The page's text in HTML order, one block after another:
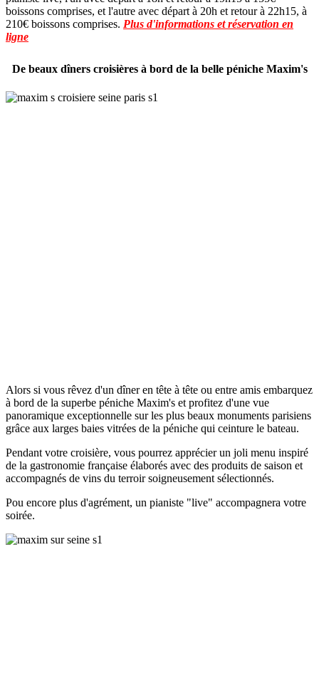
boissons comprises, et l'autre avec départ à 20h et retour à 22h15, à
210€ boissons comprises. Plus d'informations et réservation en
ligne
De beaux dîners croisières à bord de la belle péniche Maxim's
Alors si vous rêvez d'un dîner en tête à tête ou entre amis embarquez
à bord de la superbe péniche Maxim's et profitez d'une vue
panoramique exceptionnelle sur les plus beaux monuments parisiens
grâce aux larges baies vitrées de la péniche qui ceinture le bateau.
Pendant votre croisière, vous pourrez apprécier un joli menu inspiré
de la gastronomie française élaborés avec des produits de saison et
accompagnés de vins du terroir soigneusement sélectionnés.
Pou encore plus d'agrément, un pianiste "live" accompagnera votre
soirée.